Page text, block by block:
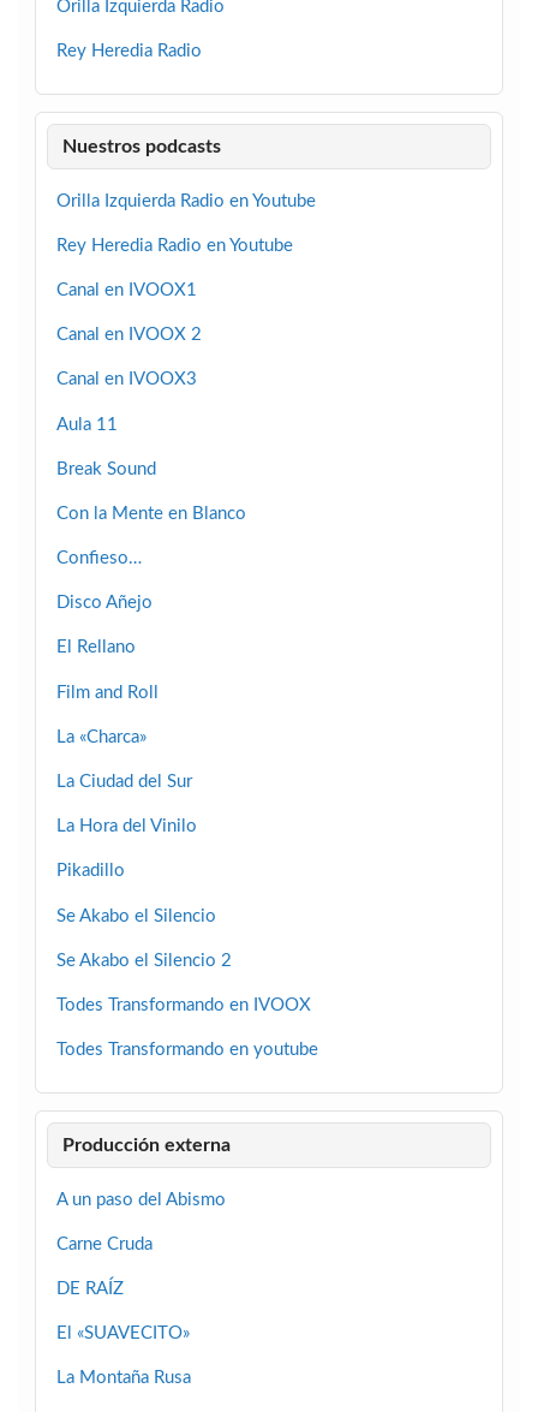
Orilla Izquierda Radio
Rey Heredia Radio
Nuestros podcasts
Orilla Izquierda Radio en Youtube
Rey Heredia Radio en Youtube
Canal en IVOOX1
Canal en IVOOX 2
Canal en IVOOX3
Aula 11
Break Sound
Con la Mente en Blanco
Confieso…
Disco Añejo
El Rellano
Film and Roll
La «Charca»
La Ciudad del Sur
La Hora del Vinilo
Pikadillo
Se Akabo el Silencio
Se Akabo el Silencio 2
Todes Transformando en IVOOX
Todes Transformando en youtube
Producción externa
A un paso del Abismo
Carne Cruda
DE RAÍZ
El «SUAVECITO»
La Montaña Rusa